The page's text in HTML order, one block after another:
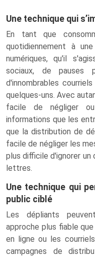
Une technique qui
En tant que
quotidiennement à
numériques, qu'il
sociaux, de pauses
d'innombrables
quelques-uns. Avec
facile de négliger
informations que les
que la distribution de
facile de négliger les
plus difficile d'ignorer un
lettres.
Une technique qui
public ciblé
Les dépliants
approche plus fiable
en ligne ou les
campagnes de